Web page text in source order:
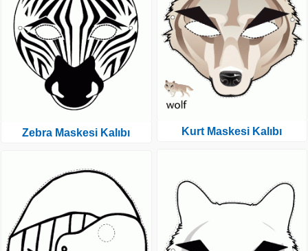
Zebra Maskesi Kalıbı Kurt Maskesi Kalıbı